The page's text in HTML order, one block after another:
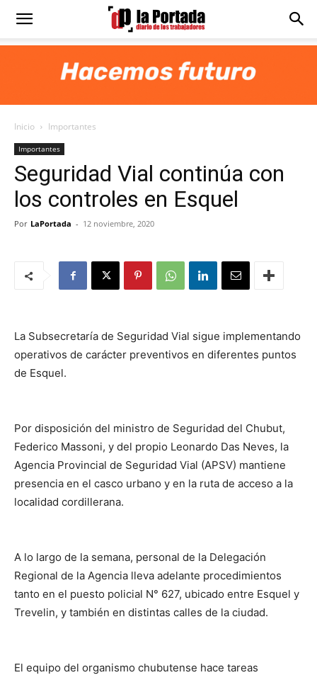
Diario
Portada
Inicio Importantes
Importantes
Seguridad Vial continúa con
los controles en Esquel
Por LaPortada - 12 noviembre, 2020
La Subsecretaría de Seguridad Vial sigue implementando
operativos de carácter preventivos en diferentes puntos
de Esquel.
Por disposición del ministro de Seguridad del Chubut,
Federico Massoni, y del propio Leonardo Das Neves, la
Agencia Provincial de Seguridad Vial (APSV) mantiene
presencia en el casco urbano y en la ruta de acceso a la
localidad cordillerana.
A lo largo de la semana, personal de la Delegación
Regional de la Agencia lleva adelante procedimientos
tanto en el puesto policial N° 627, ubicado entre Esquel y
Trevelin, y también en distintas calles de la ciudad.
El equipo del organismo chubutense hace tareas